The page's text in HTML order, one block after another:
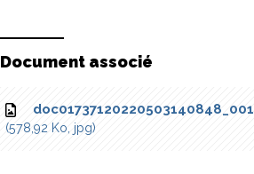
Document associé
doc01737120220503140848_001
578,92 Ko , jpg